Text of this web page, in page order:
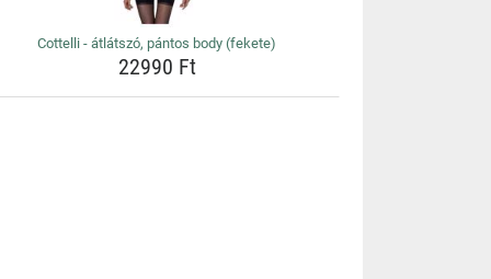
Cottelli - átlátszó, pántos body (fekete)
22990 Ft